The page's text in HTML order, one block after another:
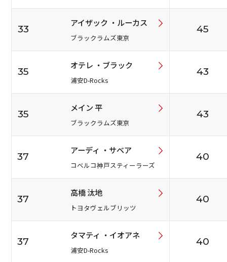
33
アイザック ・ルーカス
ブラックラムズ東京
45
35
オテレ ・ブラック
浦安D-Rocks
43
35
メイン 平
ブラックラムズ東京
43
37
アーディ ・サベア
コベルコ神戸スティーラーズ
40
37
高橋 汰地
トヨタヴェルブリッツ
40
37
タマティ ・イオアネ
浦安D-Rocks
40